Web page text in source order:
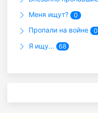
Меня ищут? 0
Пропали на войне 0
Я ищу... 68